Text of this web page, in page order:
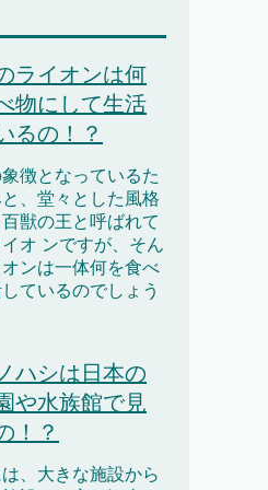
ライオンは何
物にして生活
るの！？
徴となっているた
、堂々とした風格
獣の王と呼ばれて
オ ンですが、そん
ンは一体何を食べ
ているのでしょう
ハシは日本の
や水族館で見
！？
は、大きな施設から